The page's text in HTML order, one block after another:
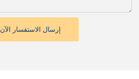
إرسال الاستفسار الآن